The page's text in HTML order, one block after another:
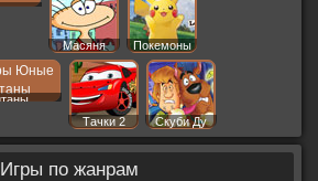
Масяня Покемоны
Тачки 2
Скуби Ду
Игры по жанрам